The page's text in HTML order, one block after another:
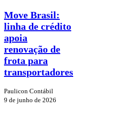
linha
de
crédito
apoia
renovação
de
frota
para
Move Brasil:
linha de crédito
apoia
renovação de
frota para
transportadores
Paulicon Contábil
9 de junho de 2026